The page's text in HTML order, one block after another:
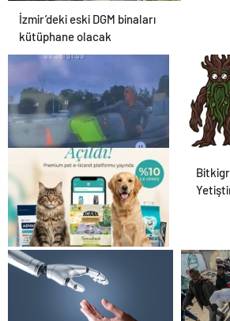
İzmir’deki eski DGM binaları
kütüphane olacak
Polise bıçakla saldıran
şüpheli ayağından
vurularak yakalandı
Petmona : Kedi Maması ve
Köpek Maması İle Tüm Evcil
Hayvan Ürünleri